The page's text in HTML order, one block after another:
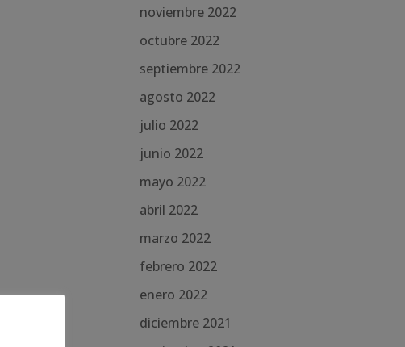
noviembre 2022
octubre 2022
septiembre 2022
agosto 2022
julio 2022
junio 2022
mayo 2022
abril 2022
marzo 2022
febrero 2022
enero 2022
diciembre 2021